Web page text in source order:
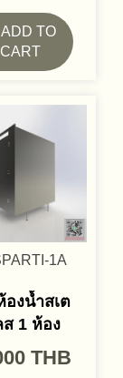
ADD TO
CART
1A
องน้ำสเต
ส 1 ห้อง
THB